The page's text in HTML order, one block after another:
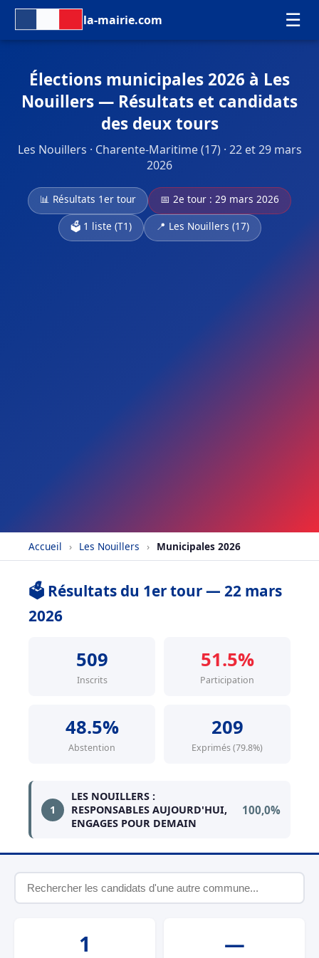
la-mairie.com ☰
Élections municipales 2026 à Les
Nouillers — Résultats et candidats
des deux tours
Les Nouillers · Charente-Maritime (17) · 22 et 29 mars
2026
📊 Résultats 1er tour
📅 2e tour : 29 mars 2026
🗳️ 1 liste (T1)
📍 Les Nouillers (17)
Accueil › Les Nouillers › Municipales 2026
🗳️ Résultats du 1er tour — 22 mars
2026
509
Inscrits
51.5%
Participation
48.5%
Abstention
209
Exprimés (79.8%)
1
LES NOUILLERS :
RESPONSABLES AUJOURD'HUI,
ENGAGES POUR DEMAIN
100,0%
1 —